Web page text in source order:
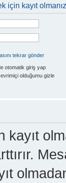
kayıt
tekrar gönder
otomatik giriş yap
olduğumu gizle